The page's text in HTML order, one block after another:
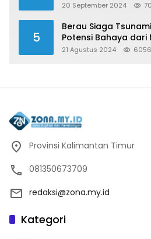
20 September 2024
5
Berau Siaga
Potensi Bahaya
Sulawesi
21 Agustus 2024 6056
Provinsi Kalimantan Timur
081350673709
redaksi@zona.my.id
Kategori